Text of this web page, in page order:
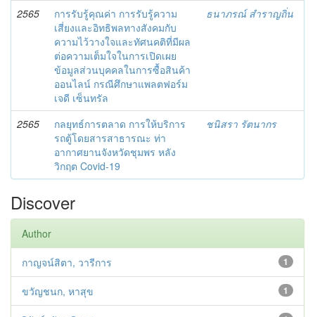
2565
การรับรู้คุณค่า การรับรู้ความ
เสี่ยงและอิทธิพลทางสังคมกับ
ความไว้วางใจและทัศนคติที่มีผล
ต่อความเต็มใจในการเปิดเผย
ข้อมูลส่วนบุคคลในการซื้อสินค้า
ออนไลน์ กรณีศึกษาแพลตฟอร์ม
เจดี เซ็นทรัล
ธนาภรณ์ สำราญถิ่น
2565
กลยุทธ์การตลาด การให้บริการ
รถตู้โดยสารสาธารณะ ท่า
อากาศยานจังหวัดชุมพร หลัง
วิกฤต Covid-19
ชนิสรา รัตนากร
Discover
Author
1
กาญจน์สิตา, วารีการ
1
ขวัญชนก, หาสุข